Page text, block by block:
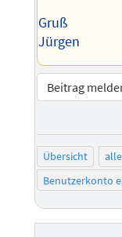
Gruß
Jürgen
Beitrag
Übersicht
Benutzerkonto